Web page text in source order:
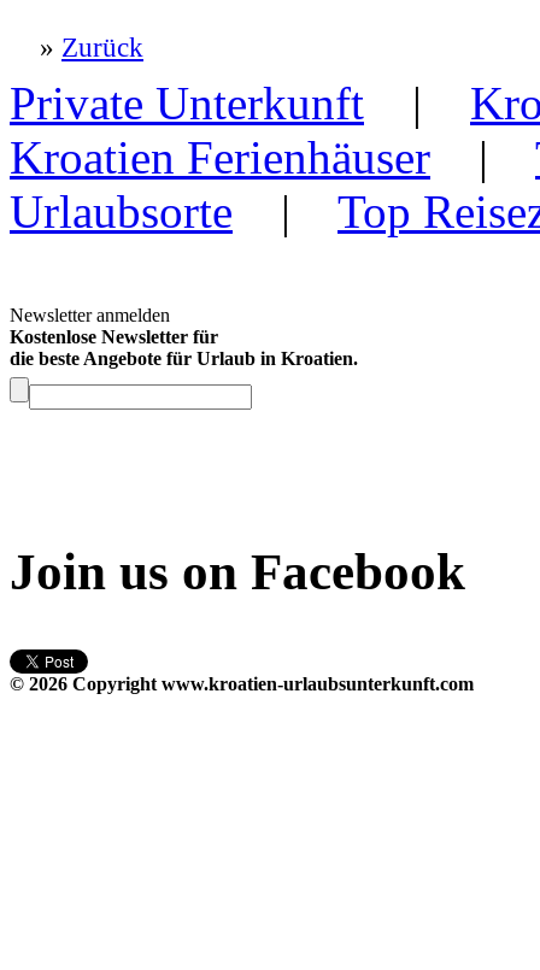
» Zurück
Private Unterkunft |
Kroatien Ferienhäuser |
Urlaubsorte | Top
Newsletter anmelden
Kostenlose Newsletter für
die beste Angebote für Urlaub in Kroatien.
Join us on Facebook
© 2026 Copyright www.kroatien-urlaubsunterkunft.com